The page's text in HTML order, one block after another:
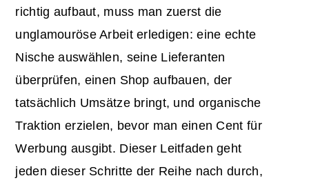
richtig aufbaut, muss man zuerst die
unglamouröse Arbeit erledigen: eine echte
Nische auswählen, seine Lieferanten
überprüfen, einen Shop aufbauen, der
tatsächlich Umsätze bringt, und organische
Traktion erzielen, bevor man einen Cent für
Werbung ausgibt. Dieser Leitfaden geht
jeden dieser Schritte der Reihe nach durch,